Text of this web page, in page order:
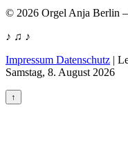
© 2026 Orgel Anja Berlin
♪ ♫ ♪
Impressum Datenschutz |
Samstag, 8. August 2026
↑